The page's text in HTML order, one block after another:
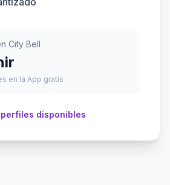
City Bell
en la App gratis
disponibles